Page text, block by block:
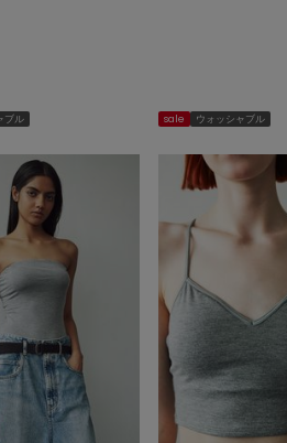
ブル sale ウォッシャブル